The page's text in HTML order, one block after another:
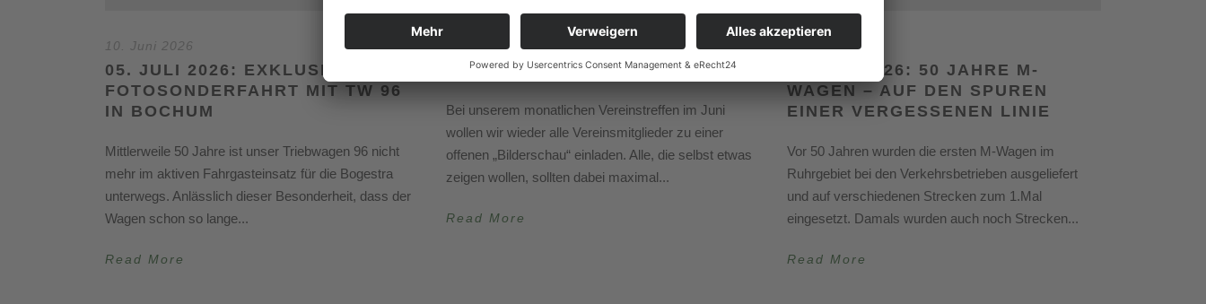
10. Juni 2026
05. JULI 2026: EXKLUSIVE
FOTOSONDERFAHRT MIT TW 96
IN BOCHUM
Mittlerweile 50 Jahre ist unser Triebwagen 96 nicht
mehr im aktiven Fahrgasteinsatz für die Bogestra
unterwegs. Anlässlich dieser Besonderheit, dass der
Wagen schon so lange...
Read More
25. Mai 2026
VEREINSTREFFEN 5. JUNI
Bei unserem monatlichen Vereinstreffen im Juni
wollen wir wieder alle Vereinsmitglieder zu einer
offenen „Bilderschau“ einladen. Alle, die selbst etwas
zeigen wollen, sollten dabei maximal...
Read More
13. Mai 2026
17. MAI 2026: 50 JAHRE M-
WAGEN – AUF DEN SPUREN
EINER VERGESSENEN LINIE
Vor 50 Jahren wurden die ersten M-Wagen im
Ruhrgebiet bei den Verkehrsbetrieben ausgeliefert
und auf verschiedenen Strecken zum 1.Mal
eingesetzt. Damals wurden auch noch Strecken...
Read More